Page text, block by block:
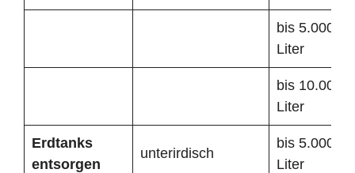
bis 5.000
Liter
bis 10.000
Liter
Erdtanks
entsorgen
unterirdisch
bis 5.000
Liter